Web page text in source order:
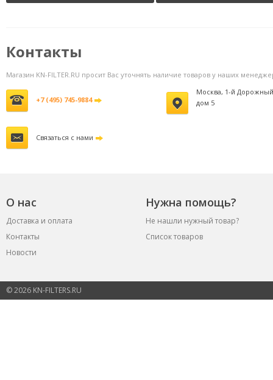
Контакты
Магазин KN-FILTER.RU просит Вас уточнять наличие товаров у наших
+7 (495) 745-9884
Москва, 1-й
дом 5
Связаться с нами
О нас Нужна помощь?
Доставка и оплата
Не нашли нужный товар?
Контакты
Список товаров
Новости
© 2026 KN-FILTERS.RU